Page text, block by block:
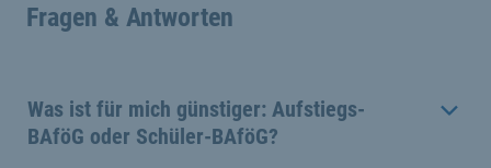
Fragen & Antworten
Was ist für mich günstiger: Aufstiegs-
BAföG oder Schüler-BAföG?